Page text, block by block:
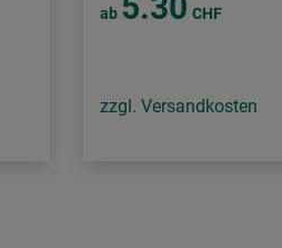
ab CHF
zzgl. Versandkosten